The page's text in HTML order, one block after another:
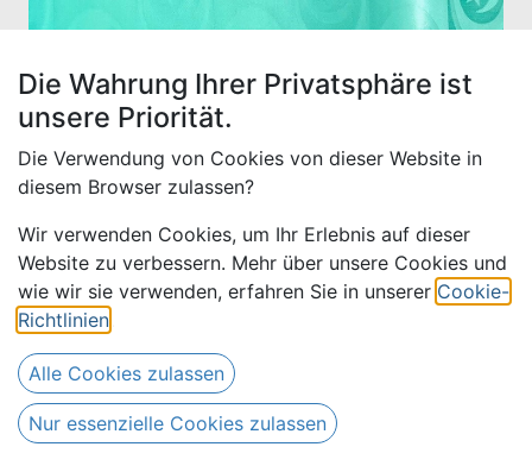
Bazin uni Color 655-mint, 30
m
390,00€ Alle Preise inkl. MwSt.
Versandkosten 510,00€
Die Wahrung Ihrer Privatsphäre ist
unsere Priorität.
Die Verwendung von Cookies von dieser Website in
diesem Browser zulassen?
Wir verwenden Cookies, um Ihr Erlebnis auf dieser
Website zu verbessern. Mehr über unsere Cookies und
wie wir sie verwenden, erfahren Sie in unserer Cookie-
Richtlinien
Alle Cookies zulassen
Nur essenzielle Cookies zulassen